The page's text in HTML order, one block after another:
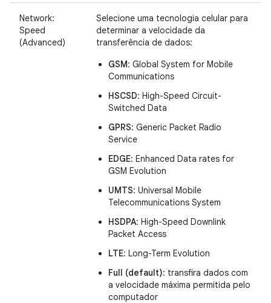
Network:
Speed
(Advanced)
Selecione uma tecnologia celular para
determinar a velocidade da
transferência de dados:
GSM: Global System for Mobile
Communications
HSCSD: High-Speed Circuit-
Switched Data
GPRS: Generic Packet Radio
Service
EDGE: Enhanced Data rates for
GSM Evolution
UMTS: Universal Mobile
Telecommunications System
HSDPA: High-Speed Downlink
Packet Access
LTE: Long-Term Evolution
Full (default): transfira dados com
a velocidade máxima permitida pelo
computador